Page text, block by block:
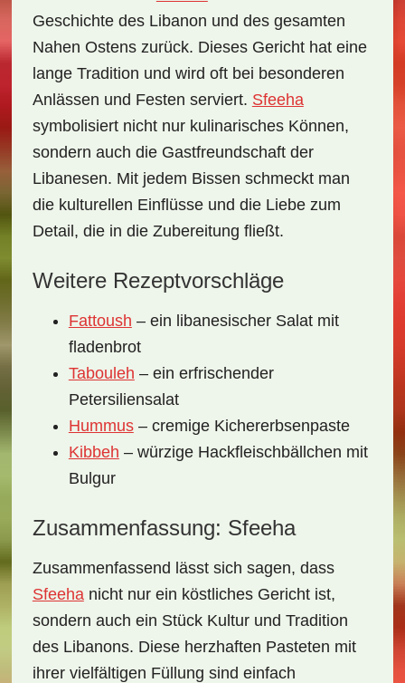
Geschichte des Libanon und des gesamten
Nahen Ostens zurück. Dieses Gericht hat eine
lange Tradition und wird oft bei besonderen
Anlässen und Festen serviert. Sfeeha
symbolisiert nicht nur kulinarisches Können,
sondern auch die Gastfreundschaft der
Libanesen. Mit jedem Bissen schmeckt man
die kulturellen Einflüsse und die Liebe zum
Detail, die in die Zubereitung fließt.
Weitere Rezeptvorschläge
Fattoush – ein libanesischer Salat mit
fladenbrot
Tabouleh – ein erfrischender
Petersiliensalat
Hummus– cremige Kichererbsenpaste
Kibbeh – würzige Hackfleischbällchen mit
Bulgur
Zusammenfassung: Sfeeha
Zusammenfassend lässt sich sagen, dass
Sfeehanicht nur ein köstliches Gericht ist,
sondern auch ein Stück Kultur und Tradition
des Libanons. Diese herzhaften Pasteten mit
ihrer vielfältigen Füllung sind einfach